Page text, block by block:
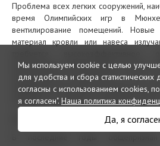
Проблема всех легких сооружений,
время Олимпийских игр в
вентилирование помещений.
материал кровли или навеса
встроенными светодиодами, скорее
традиционных технологий, но там,
диффузное объемное освещение, их
изящным и стильным решением
Особенности применения тканей
Мы используем cookie с целью
для удобства и сбора статистических
согласны с использованием cookies,
я согласен". Наша политика
Да, я